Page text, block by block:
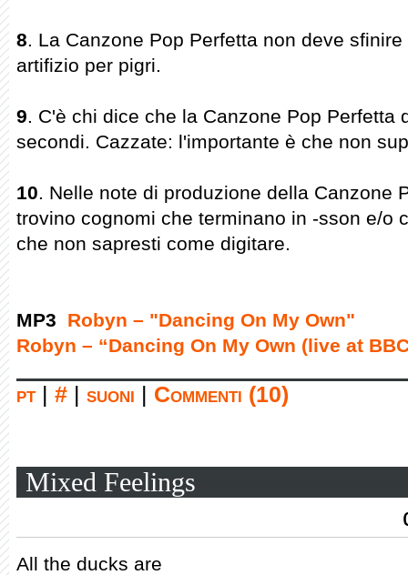
8. La Canzone Pop Perfetta non deve
artifizio per pigri.
9. C'è chi dice che la Canzone Pop Perfetta
secondi. Cazzate: l'importante è che non
10. Nelle note di produzione della Canzone
trovino cognomi che terminano in -sson e/o
che non sapresti come digitare.
MP3
Robyn – "Dancing On My Own"
Robyn – “Dancing On My Own (live at
pt| # suoni Commenti (10)
Mixed Feelings
All the ducks are